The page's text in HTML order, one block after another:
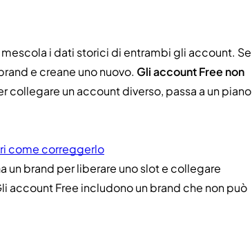
i dati storici di entrambi gli account. Se
e creane uno nuovo. Gli account Free non
collegare un account diverso, passa a un piano
come correggerlo
brand per liberare uno slot e collegare
Free includono un brand che non può